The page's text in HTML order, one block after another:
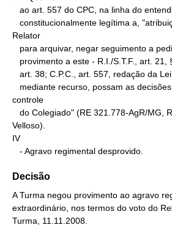
Relator
controle
Velloso).
IV
   - Agravo regimental desprovido.
Decisão
A Turma negou provimento ao agravo
extraordinário, nos termos do voto do
Turma, 11.11.2008.